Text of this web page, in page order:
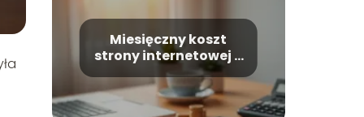
Miesięczny koszt
strony internetowej –
co wpływa na cenę?